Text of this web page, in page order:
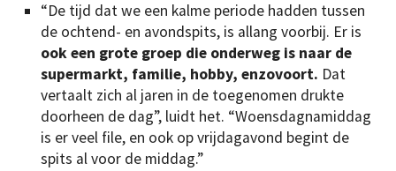
“De tijd dat we een kalme periode hadden tussen
de ochtend- en avondspits, is allang voorbij. Er is
ook een grote groep die onderweg is naar de
supermarkt, familie, hobby, enzovoort. Dat
vertaalt zich al jaren in de toegenomen drukte
doorheen de dag”, luidt het. “Woensdagnamiddag
is er veel file, en ook op vrijdagavond begint de
spits al voor de middag.”